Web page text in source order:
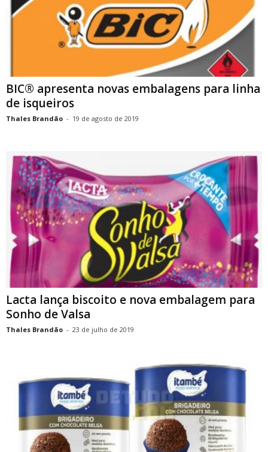
BIC® apresenta novas embalagens para linha
de isqueiros
Thales Brandão - 19 de agosto de 2019
Lacta lança biscoito e nova embalagem para
Sonho de Valsa
Thales Brandão - 23 de julho de 2019